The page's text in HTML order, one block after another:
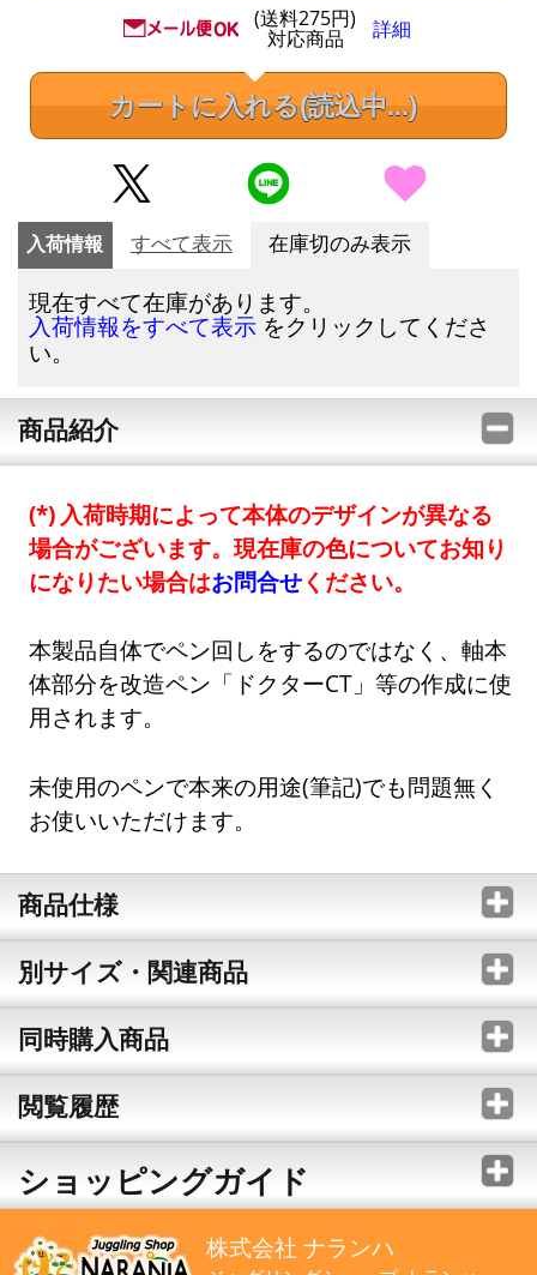
(送料275円)
対応商品 詳細
カートに入れる(読込中...)
入荷情報 すべて表示 在庫切のみ表示
現在すべて在庫があります。
入荷情報をすべて表示 をクリックしてくださ
い。
商品紹介
入荷時期によって本体のデザインが異なる
場合がございます。現在庫の色についてお知り
になりたい場合はお問合せ ください。
本製品自体でペン回しをするのではなく、軸本
体部分を改造ペン「ドクターCT」等の作成に使
用されます。
未使用のペンで本来の用途(筆記)でも問題無く
お使いいただけます。
商品仕様
別サイズ・関連商品
同時購入商品
閲覧履歴
ショッピングガイド
株式会社 ナランハ